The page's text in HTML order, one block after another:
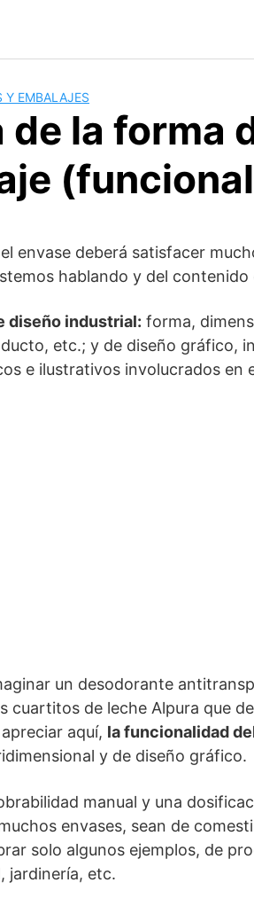
Y EMBALAJES
de la forma
envase deberá satisfacer
hablando y del contenido
diseño industrial: forma,
etc.; y de diseño gráfico,
e ilustrativos involucrados en
un desodorante
cuartitos de leche Alpura que
aquí, la funcionalidad
y de diseño gráfico.
manual y una
envases, sean de
solo algunos ejemplos, de
jardinería, etc.